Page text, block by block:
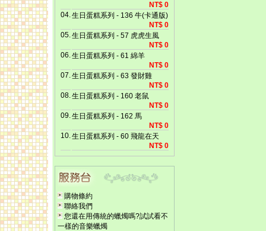
NT$ 0
04.生日蛋糕系列 - 136 牛(卡通版)
NT$ 0
05.生日蛋糕系列 - 57 虎虎生風
NT$ 0
06.生日蛋糕系列 - 61 綿羊
NT$ 0
07.生日蛋糕系列 - 63 發財雞
NT$ 0
08.生日蛋糕系列 - 160 老鼠
NT$ 0
09.生日蛋糕系列 - 162 馬
NT$ 0
10.生日蛋糕系列 - 60 飛龍在天
NT$ 0
購物條約
聯絡我們
您還在用傳統的蠟燭嗎?試試看不
一樣的音樂蠟燭